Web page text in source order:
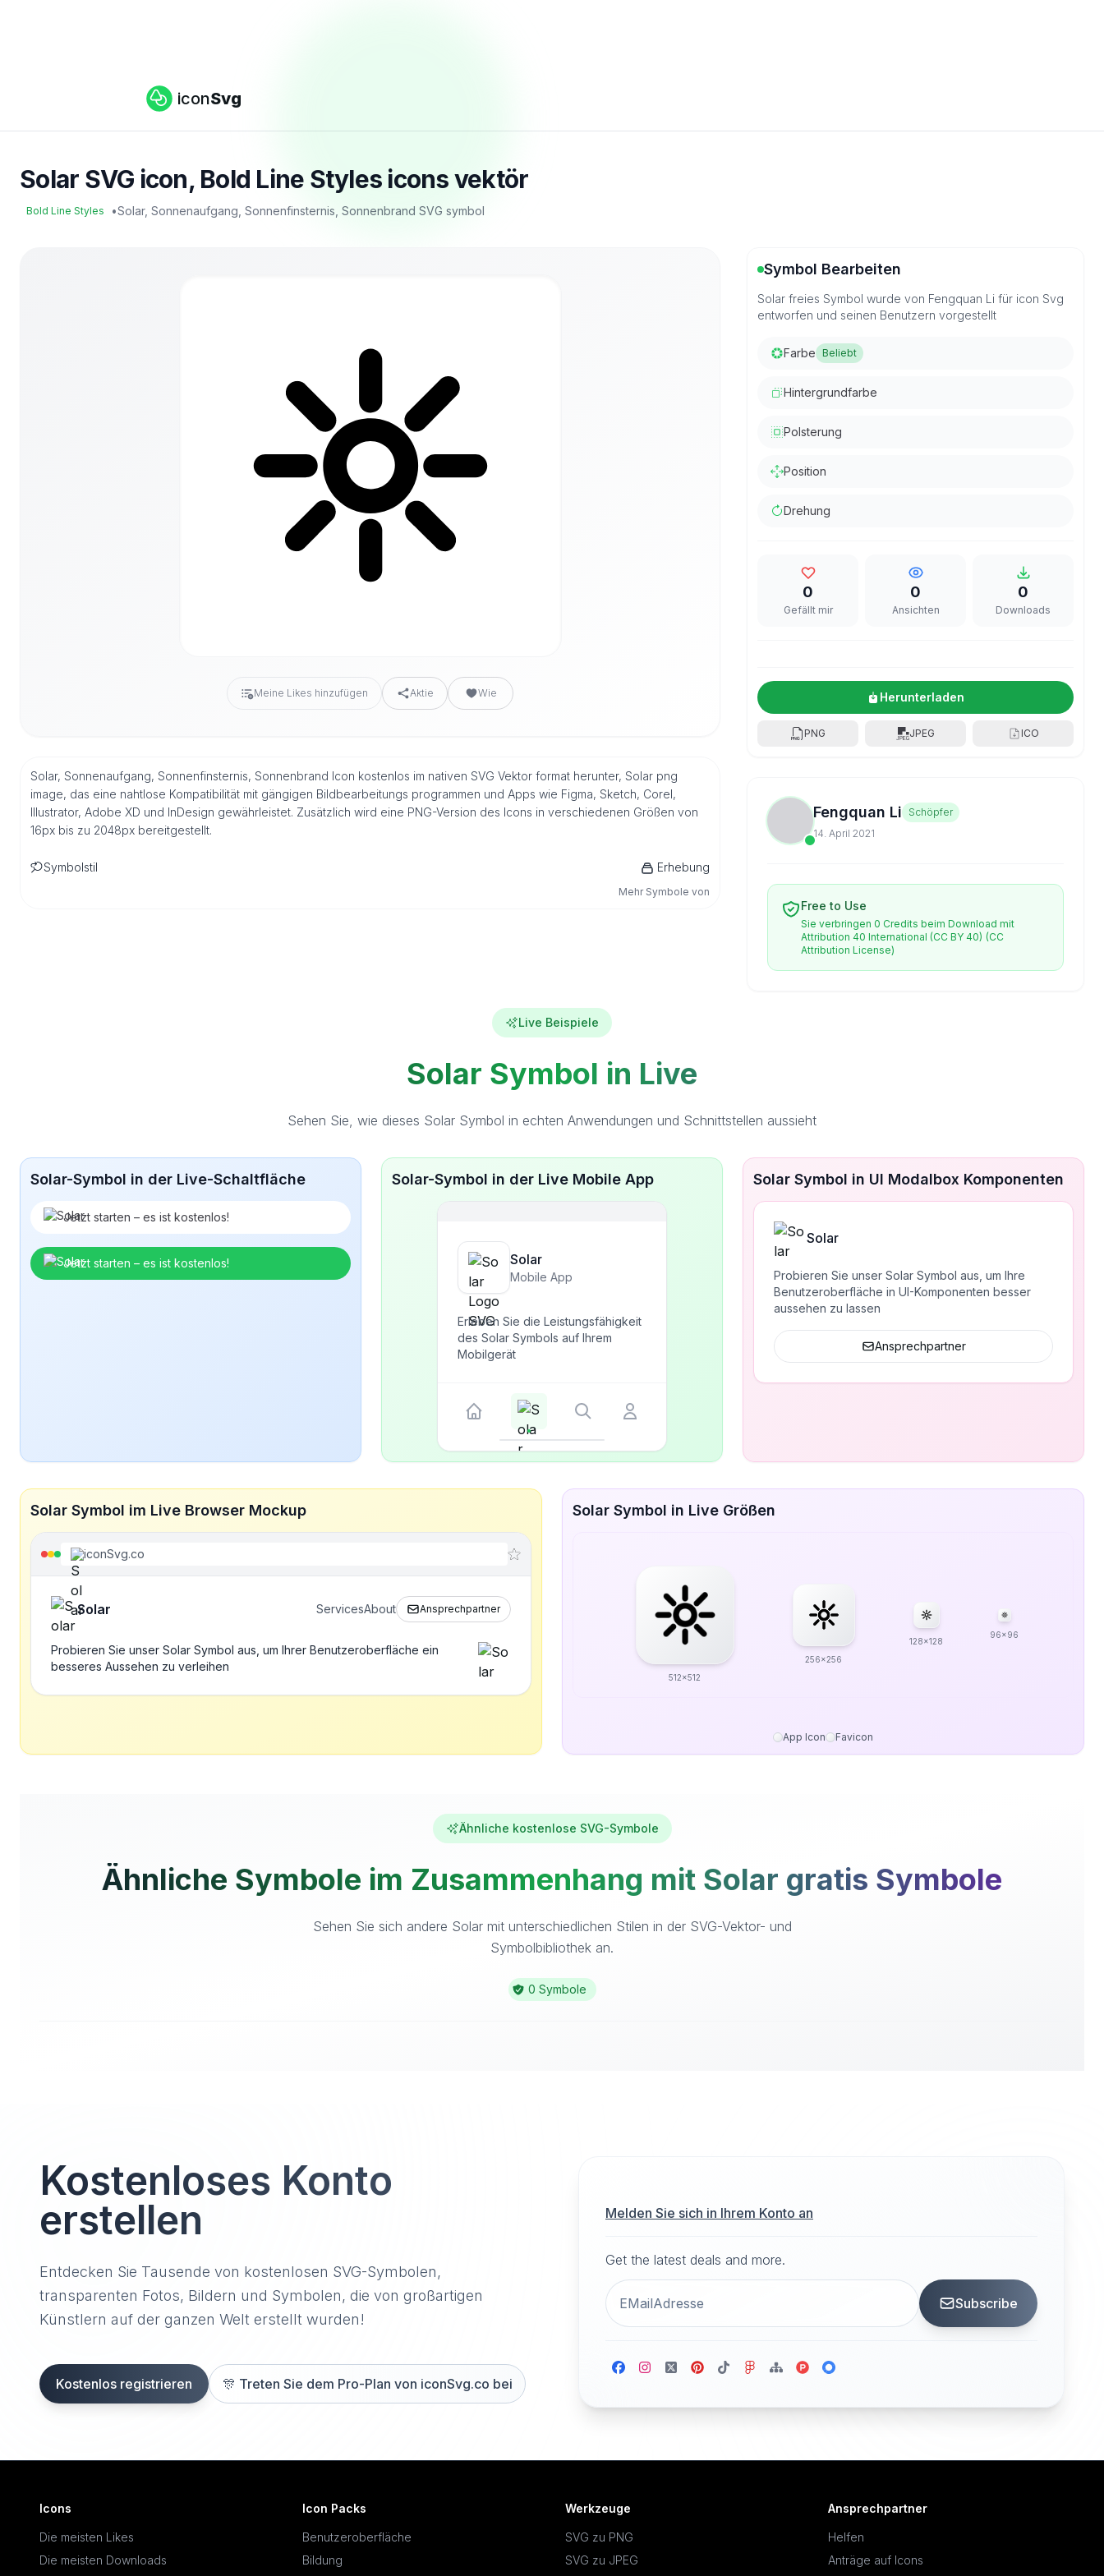
iconSvg
Solar SVG icon, Bold Line Styles icons vektör
Bold Line Styles •Solar, Sonnenaufgang, Sonnenfinsternis, Sonnenbrand SVG symbol
Meine Likes hinzufügen Aktie Wie
Solar, Sonnenaufgang, Sonnenfinsternis, Sonnenbrand Icon kostenlos im nativen SVG Vektor format herunter, Solar png
image, das eine nahtlose Kompatibilität mit gängigen Bildbearbeitungs programmen und Apps wie Figma, Sketch, Corel,
Illustrator, Adobe XD und InDesign gewährleistet. Zusätzlich wird eine PNG-Version des Icons in verschiedenen Größen von
16px bis zu 2048px bereitgestellt.
Symbolstil Erhebung
Mehr Symbole von
Symbol Bearbeiten
Solar freies Symbol wurde von Fengquan Li für icon Svg
entworfen und seinen Benutzern vorgestellt
Farbe Beliebt
Hintergrundfarbe
Polsterung
Position
Drehung
0
Gefällt mir
0
Ansichten
0
Downloads
Herunterladen
PNG JPEG ICO
Fengquan Li Schöpfer
14. April 2021
Free to Use
Sie verbringen 0 Credits beim Download mit
Attribution 40 International (CC BY 40) (CC
Attribution License)
Live Beispiele
Solar Symbol in Live
Sehen Sie, wie dieses Solar Symbol in echten Anwendungen und Schnittstellen aussieht
Solar-Symbol in der Live-Schaltfläche
Jetzt starten – es ist kostenlos!
Jetzt starten – es ist kostenlos!
Solar-Symbol in der Live Mobile App
Solar
Mobile App
Erleben Sie die Leistungsfähigkeit
des Solar Symbols auf Ihrem
Mobilgerät
Solar Symbol in UI Modalbox Komponenten
Solar
Probieren Sie unser Solar Symbol aus, um Ihre
Benutzeroberfläche in UI-Komponenten besser
aussehen zu lassen
Ansprechpartner
Solar Symbol im Live Browser Mockup
iconSvg.co
Solar ServicesAbout Ansprechpartner
Probieren Sie unser Solar Symbol aus, um Ihrer Benutzeroberfläche ein
besseres Aussehen zu verleihen
Solar Symbol in Live Größen
512x512
256x256
128x128
96x96
App Icon Favicon
Ähnliche kostenlose SVG-Symbole
Ähnliche Symbole im Zusammenhang mit Solar gratis Symbole
Sehen Sie sich andere Solar mit unterschiedlichen Stilen in der SVG-Vektor- und
Symbolbibliothek an.
0 Symbole
Kostenloses Konto
erstellen
Entdecken Sie Tausende von kostenlosen SVG-Symbolen,
transparenten Fotos, Bildern und Symbolen, die von großartigen
Künstlern auf der ganzen Welt erstellt wurden!
Kostenlos registrieren 🎊 Treten Sie dem Pro-Plan von iconSvg.co bei
Melden Sie sich in Ihrem Konto an
Get the latest deals and more.
Subscribe
Icons
Die meisten Likes
Die meisten Downloads
Icon Packs
Benutzeroberfläche
Bildung
Werkzeuge
SVG zu PNG
SVG zu JPEG
Ansprechpartner
Helfen
Anträge auf Icons